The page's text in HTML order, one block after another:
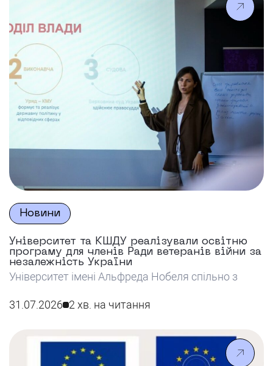
Новини
Університет та КШДУ реалізували освітню
програму для членів Ради ветеранів війни за
незалежність України
Університет імені Альфреда Нобеля спільно з
Ради ветеранів війни за незалежність України,
публічного управління та залучення до
формування державних політик.
31.07.2026 2 хв. на читання